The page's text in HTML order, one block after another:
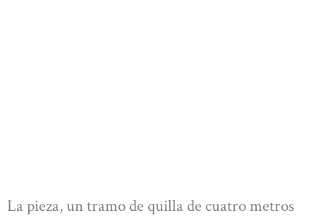
La pieza, un tramo de quilla de cuatro metros